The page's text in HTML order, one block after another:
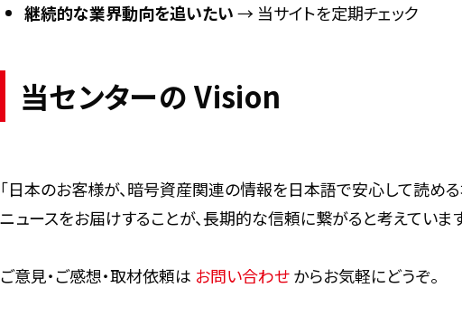
継続的な業界動向を追いたい→ 当サイトを定期チェック
当センターの Vision
「日本のお客様が、暗号資産関連の情報を日本語で安心して読め
ニュースをお届けすることが、長期的な信頼に繋がると考えています
ご意見・ご感想・取材依頼は お問い合わせからお気軽にどうぞ。